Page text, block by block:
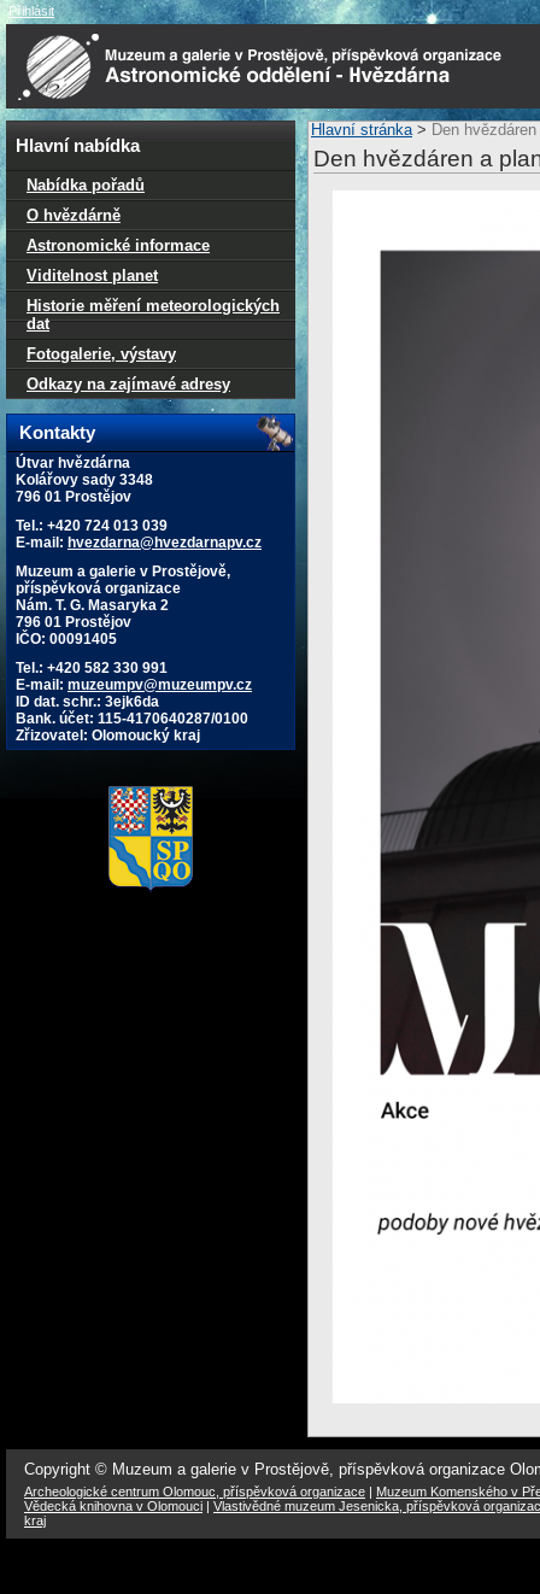
Hlavní nabídka
Nabídka pořadů
O hvězdárně
Astronomické informace
Viditelnost planet
Historie měření meteorologických
dat
Fotogalerie, výstavy
Odkazy na zajímavé adresy
Kontakty
Útvar hvězdárna
Kolářovy sady 3348
796 01 Prostějov
Tel.: +420 724 013 039
E-mail: hvezdarna@hvezdarnapv.cz
Muzeum a galerie v Prostějově,
příspěvková organizace
Nám. T. G. Masaryka 2
796 01 Prostějov
IČO: 00091405
Tel.: +420 582 330 991
E-mail: muzeumpv@muzeumpv.cz
ID dat. schr.: 3ejk6da
Bank. účet: 115-4170640287/0100
Zřizovatel: Olomoucký kraj
Hlavní stránka> Den
Den hvězdáren a
Copyright © Muzeum a galerie v Prostějově, příspěvková organizace
Archeologické centrum Olomouc, příspěvková organizace | Muzeum Komenského v
Vědecká knihovna v Olomouci | Vlastivědné muzeum Jesenicka, příspěvková
kraj
Přihlásit